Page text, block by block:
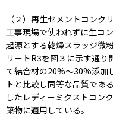
（２）再生セメントコンク
工事現場で使われずに生コ
起源とする乾燥スラッジ微
リートR3を図３に示す通
て結合材の20%～30%添加
トと比較し同等な品質であ
したレディーミクストコン
築物に適用している。